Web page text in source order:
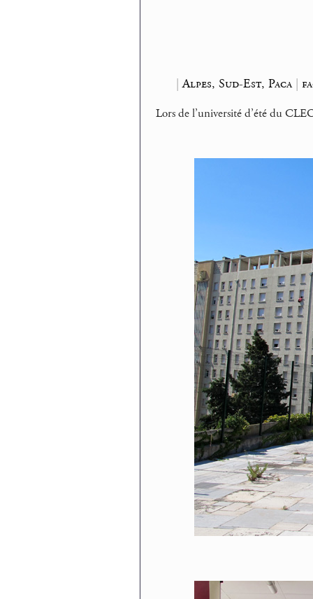
|Alpes, Sud-Est, Paca|
Lors de l’université d’été du